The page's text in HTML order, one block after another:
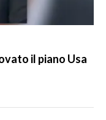
il piano Usa